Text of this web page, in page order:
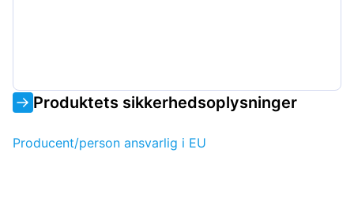
Produktets sikkerhedsoplysninger
Producent/person ansvarlig i EU